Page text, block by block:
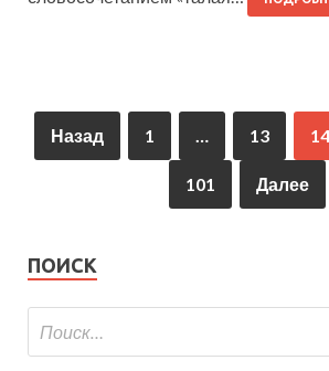
Назад 1 13 14
101 Далее
ПОИСК